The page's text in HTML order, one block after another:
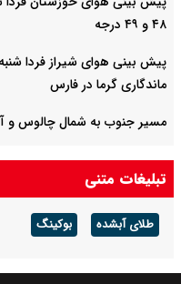
۴۸ و ۴۹ درجه
ماندگاری گرما در فارس
مسیر جنوب به شمال چالوس و
ثبت نام آزمون کارشناسی ارشد پزشکی فردا ۱۷
تبلیغات متنی
طلای آبشده بوکینگ